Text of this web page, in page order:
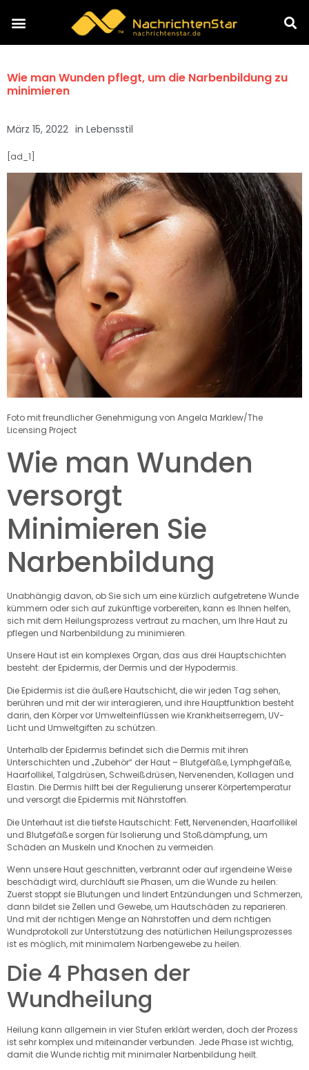
Wie man Wunden pflegt, um die Narbenbildung zu
minimieren
März 15, 2022 in Lebensstil
[ad_1]
Foto mit freundlicher Genehmigung von Angela Marklew/The
Licensing Project
Wie man Wunden
versorgt
Minimieren Sie
Narbenbildung
Unabhängig davon, ob Sie sich um eine kürzlich aufgetretene Wunde
kümmern oder sich auf zukünftige vorbereiten, kann es Ihnen helfen,
sich mit dem Heilungsprozess vertraut zu machen, um Ihre Haut zu
pflegen und Narbenbildung zu minimieren.
Unsere Haut ist ein komplexes Organ, das aus drei Hauptschichten
besteht: der Epidermis, der Dermis und der Hypodermis.
Die Epidermis ist die äußere Hautschicht, die wir jeden Tag sehen,
berühren und mit der wir interagieren, und ihre Hauptfunktion besteht
darin, den Körper vor Umwelteinflüssen wie Krankheitserregern, UV-
Licht und Umweltgiften zu schützen.
Unterhalb der Epidermis befindet sich die Dermis mit ihren
Unterschichten und „Zubehör“ der Haut – Blutgefäße, Lymphgefäße,
Haarfollikel, Talgdrüsen, Schweißdrüsen, Nervenenden, Kollagen und
Elastin. Die Dermis hilft bei der Regulierung unserer Körpertemperatur
und versorgt die Epidermis mit Nährstoffen.
Die Unterhaut ist die tiefste Hautschicht: Fett, Nervenenden, Haarfollikel
und Blutgefäße sorgen für Isolierung und Stoßdämpfung, um
Schäden an Muskeln und Knochen zu vermeiden.
Wenn unsere Haut geschnitten, verbrannt oder auf irgendeine Weise
beschädigt wird, durchläuft sie Phasen, um die Wunde zu heilen:
Zuerst stoppt sie Blutungen und lindert Entzündungen und Schmerzen,
dann bildet sie Zellen und Gewebe, um Hautschäden zu reparieren.
Und mit der richtigen Menge an Nährstoffen und dem richtigen
Wundprotokoll zur Unterstützung des natürlichen Heilungsprozesses
ist es möglich, mit minimalem Narbengewebe zu heilen.
Die 4 Phasen der
Wundheilung
Heilung kann allgemein in vier Stufen erklärt werden, doch der Prozess
ist sehr komplex und miteinander verbunden. Jede Phase ist wichtig,
damit die Wunde richtig mit minimaler Narbenbildung heilt.